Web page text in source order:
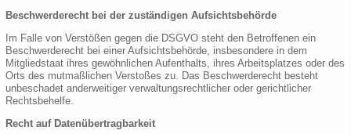
Beschwerderecht bei der zuständigen Aufsichtsbehörde
Im Falle von Verstößen gegen die DSGVO steht den Betroffenen ein
Beschwerderecht bei einer Aufsichtsbehörde, insbesondere in dem
Mitgliedstaat ihres gewöhnlichen Aufenthalts, ihres Arbeitsplatzes oder des
Orts des mutmaßlichen Verstoßes zu. Das Beschwerderecht besteht
unbeschadet anderweitiger verwaltungsrechtlicher oder gerichtlicher
Rechtsbehelfe.
Recht auf Datenübertragbarkeit